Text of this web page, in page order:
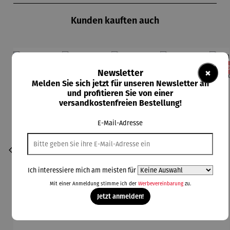
Kunden kauften auch
11% gespart Rabatt
×
Newsletter
Melden Sie sich jetzt für unseren Newsletter an
und profitieren Sie von einer
versandkostenfreien Bestellung!
E-Mail-Adresse
Ich interessiere mich am meisten für
Mit einer Anmeldung stimme ich der Werbevereinbarungzu.
Jetzt anmelden!